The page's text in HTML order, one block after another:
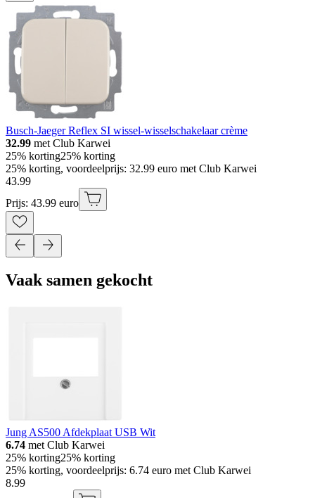
Busch-Jaeger Reflex SI wissel-wisselschakelaar crème
32.99 met Club Karwei
25% korting25% korting
25% korting, voordeelprijs: 32.99 euro met Club Karwei
43.99
Prijs: 43.99 euro
Vaak samen gekocht
Jung AS500 Afdekplaat USB Wit
6.74 met Club Karwei
25% korting25% korting
25% korting, voordeelprijs: 6.74 euro met Club Karwei
8.99